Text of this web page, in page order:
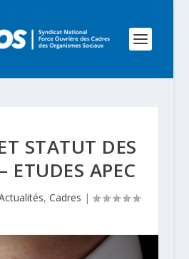
STATUT DES
ETUDES APEC
,Cadres |